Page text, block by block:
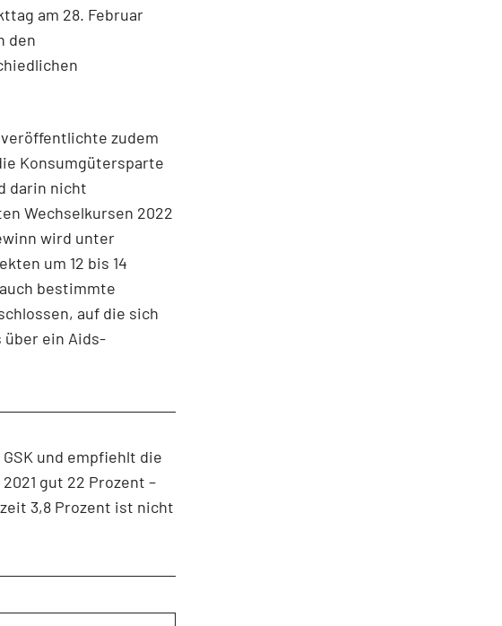
am 28. Februar
den
veröffentlichte zudem
Konsumgütersparte
darin nicht
Wechselkursen 2022
wird unter
um 12 bis 14
bestimmte
auf die sich
über ein Aids-
und empfiehlt die
gut 22 Prozent –
3,8 Prozent ist nicht